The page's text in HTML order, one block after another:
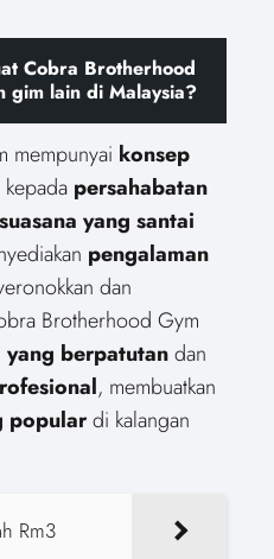
Cobra Brotherhood
gim lain di Malaysia?
mempunyai konsep
persahabatan
suasana yang santai
pengalaman
dan
Brotherhood Gym
yang berpatutandan
, membuatkan
populardi kalangan
Rm3